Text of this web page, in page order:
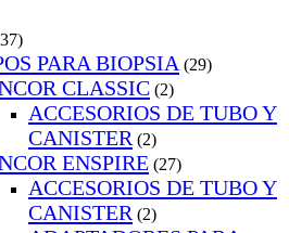
PARA BIOPSIA (29)
CLASSIC (2)
ACCESORIOS DE TUBO Y
CANISTER (2)
ENSPIRE (27)
ACCESORIOS DE TUBO Y
CANISTER (2)